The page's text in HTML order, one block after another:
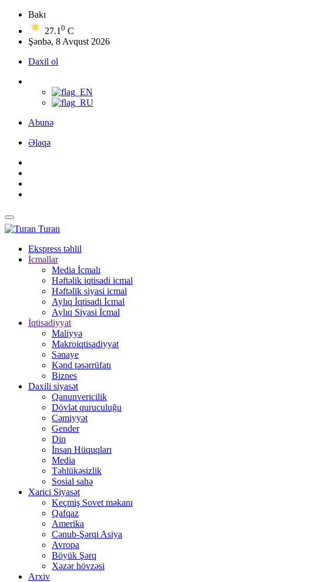
Bakı
27.1 0 C
Şənbə, 8 Avqust 2026
Daxil ol
Abunə
Əlaqə
Turan
Ekspress təhlil
İcmallar
Media İcmalı
Həftəlik iqtisadi icmal
Həftəlik siyasi icmal
Aylıq İqtisadi İcmal
Aylıq Siyasi İcmal
İqtisadiyyat
Maliyyə
Makroiqtisadiyyat
Sənaye
Kənd təsərrüfatı
Biznes
Daxili siyasət
Qanunvericilik
Dövlət quruculuğu
Cəmiyyət
Gender
Din
İnsan Hüquqları
Media
Təhlükəsizlik
Sosial sahə
Xarici Siyasət
Keçmiş Sovet məkanı
Qafqaz
Amerika
Cənub-Şərqi Asiya
Avropa
Böyük Şərq
Xəzər hövzəsi
Arxiv